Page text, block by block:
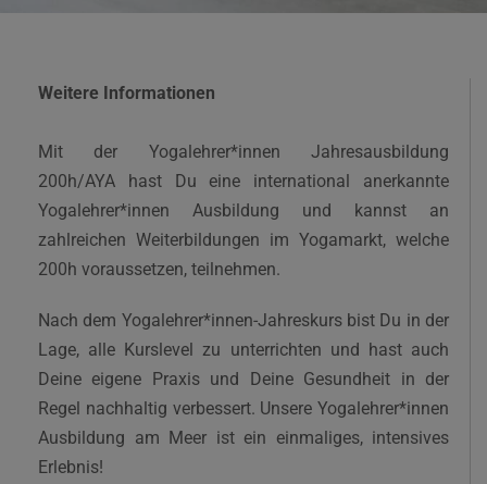
Weitere Informationen
Mit der Yogalehrer*innen Jahresausbildung
200h/AYA hast Du eine international anerkannte
Yogalehrer*innen Ausbildung und kannst an
zahlreichen Weiterbildungen im Yogamarkt, welche
200h voraussetzen, teilnehmen.
Nach dem Yogalehrer*innen-Jahreskurs bist Du in der
Lage, alle Kurslevel zu unterrichten und hast auch
Deine eigene Praxis und Deine Gesundheit in der
Regel nachhaltig verbessert. Unsere Yogalehrer*innen
Ausbildung am Meer ist ein einmaliges, intensives
Erlebnis!